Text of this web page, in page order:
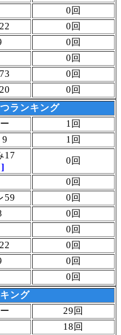
0回
0回
0回
0回
0回
0回
ランキング
1回
9 1回
17
0回
0回
59
0回
0回
0回
0回
0回
0回
ング
29回
18回